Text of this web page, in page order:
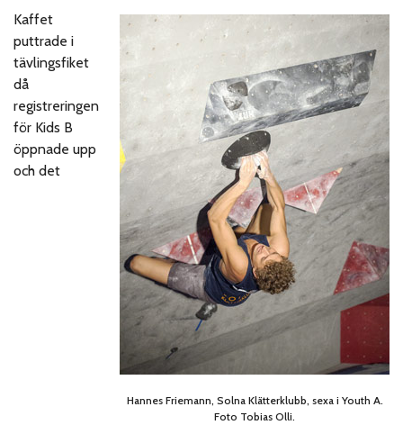
Hannes Friemann, Solna Klätterklubb, sexa i Youth A.
Foto Tobias Olli.
Kaffet
puttrade i
tävlingsfiket
då
registreringen
för Kids B
öppnade upp
och det